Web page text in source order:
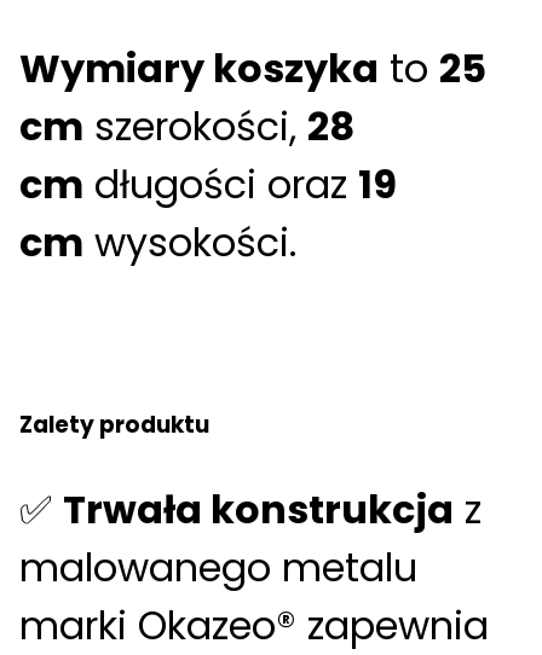
Wymiary koszyka to 25
cm szerokości, 28
cm długości oraz 19
cm wysokości.
Zalety produktu
✅ Trwała konstrukcja z
malowanego metalu
marki Okazeo® zapewnia